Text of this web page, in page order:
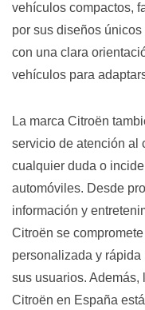
vehículos compactos,
por sus diseños
con una clara
vehículos para
La marca Citroën
servicio de atención al
cualquier duda o
automóviles. Desde
información y
Citroën se
personalizada y
sus usuarios.
Citroën en España